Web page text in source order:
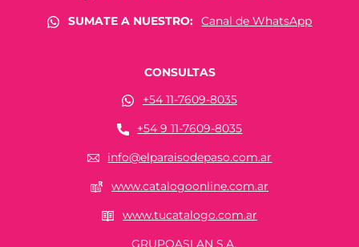
SUMATE A NUESTRO:
Canal de WhatsApp
CONSULTAS
+54 11-7609-8035
+54 9 11-7609-8035
info@elparaisodepaso.com.ar
www.catalogoonline.com.ar
www.tucatalogo.com.ar
GRUPOASLAN S.A.